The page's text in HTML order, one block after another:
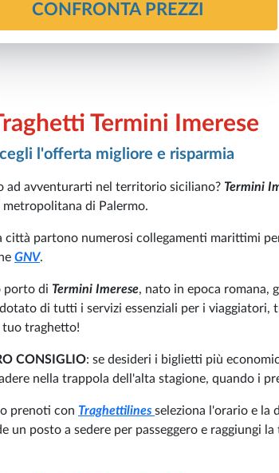
CONFRONTA PREZZI
Termini Imerese
l'offerta migliore e risparmia
ad avventurarti nel territorio siciliano? Termini
metropolitana di Palermo.
città partono numerosi collegamenti marittimi
GNV.
porto di Termini Imerese, nato in epoca romana,
dotato di tutti i servizi essenziali per i
tuo traghetto!
CONSIGLIO: se desideri i biglietti più
nella trappola dell'alta stagione, quando i
prenoti con Traghettilines seleziona l'orario e la
un posto a sedere per passeggero e raggiungi